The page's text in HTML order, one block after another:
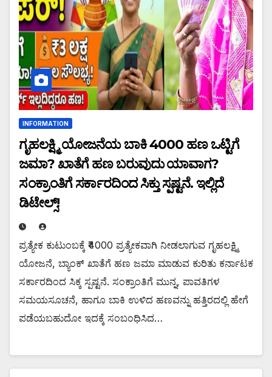
INFORMATION
ಗೃಹಲಕ್ಷ್ಮಿ ಯೋಜನೆಯ ಬಾಕಿ ₹4000 ಹಣ ಒಟ್ಟಿಗೆ
ಜಮಾ? ಖಾತೆಗೆ ಹಣ ಬರುವುದು ಯಾವಾಗ?
ಸಂಕ್ರಾಂತಿಗೆ ಸರ್ಕಾರದಿಂದ ಸಿಕ್ತು ಸ್ಪಷ್ಟನೆ. ಇಲ್ಲಿದೆ
ಡಿಟೇಲ್ಸ್!
ಪ್ರತ್ಯೇಕ ಕುಟುಂಬಕ್ಕೆ ₹4000 ಪ್ರತ್ಯೇಕವಾಗಿ ನೀಡಲಾಗುವ ಗೃಹಲಕ್ಷ್ಮಿ
ಯೋಜನೆ, ಬ್ಯಾಂಕ್ ಖಾತೆಗೆ ಹಣ ಜಮಾ ಮಾಡುವ ಕುರಿತು ಕರ್ನಾಟಕ
ಸರ್ಕಾರದಿಂದ ಸಿಕ್ಕ ಸ್ಪಷ್ಟನೆ. ಸಂಕ್ರಾಂತಿಗೆ ಮುನ್ನ, ಪಾವತಿಗಳ
ಸಮಯಸೂಚನೆ, ಹಾಗೂ ಬಾಕಿ ಉಳಿದ ಹಣವನ್ನು ಹತ್ತಿರದಲ್ಲಿ ಹೇಗೆ
ಪಡೆಯಬಹುದೋ ಇದಕ್ಕೆ ಸಂಬಂಧಿಸಿದ…